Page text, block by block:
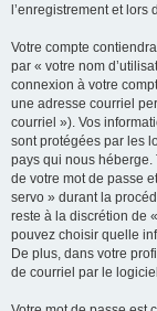
l’enregistrement et
Votre compte
par « votre nom
connexion à votre
une adresse courriel
courriel »). Vos
sont protégées par les
pays qui nous héberge.
de votre mot de passe
servo » durant la
reste à la discrétion de
pouvez choisir quelle
De plus, dans votre
de courriel par le